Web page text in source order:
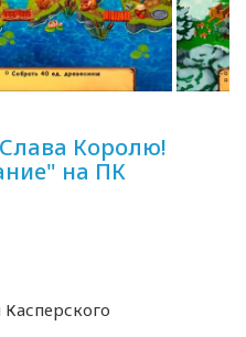
Королю!
на ПК